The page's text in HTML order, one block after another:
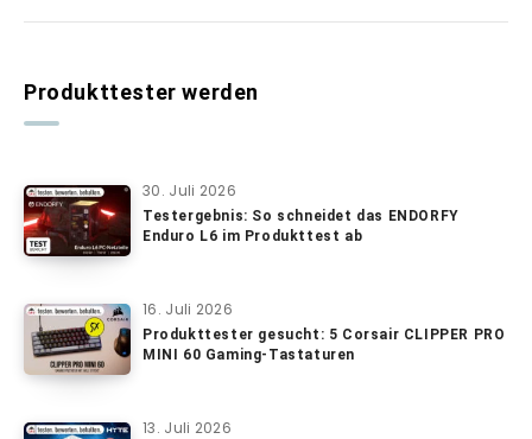
Produkttester werden
30. Juli 2026
Testergebnis: So schneidet das ENDORFY
Enduro L6 im Produkttest ab
16. Juli 2026
Produkttester gesucht: 5 Corsair CLIPPER PRO
MINI 60 Gaming-Tastaturen
13. Juli 2026